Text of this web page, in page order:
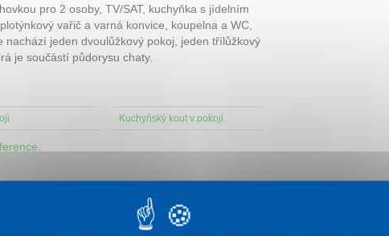
pro 2 osoby, TV/SAT, kuchyňka s jídelním
vařič a varná konvice, koupelna a WC,
jeden dvoulůžkový pokoj, jeden třílůžkový
je součástí půdorysu chaty.
Kuchyňský kout v pokoji
večeře.